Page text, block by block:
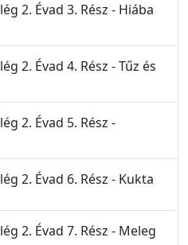
2. Évad 3. Rész - Hiába
2. Évad 4. Rész - Tűz és
2. Évad 5. Rész -
2. Évad 6. Rész - Kukta
2. Évad 7. Rész - Meleg